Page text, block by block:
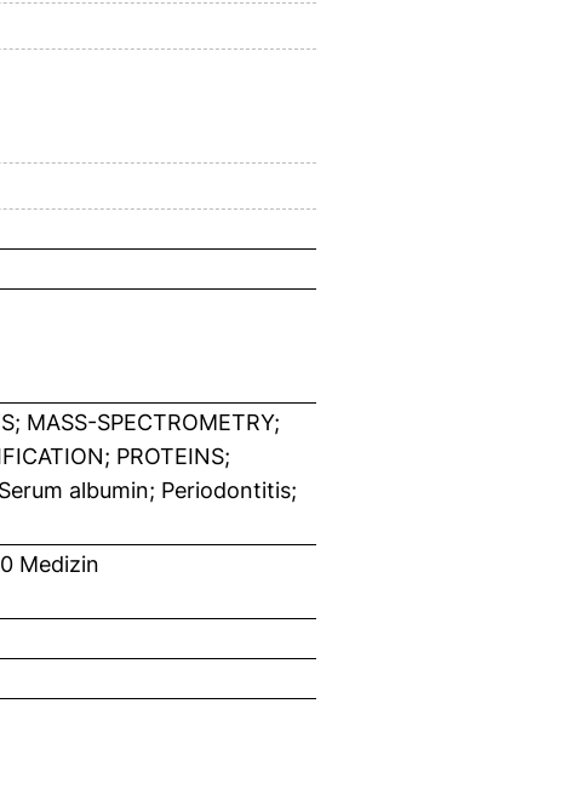
MASS-SPECTROMETRY;
PROTEINS;
albumin; Periodontitis;
Medizin